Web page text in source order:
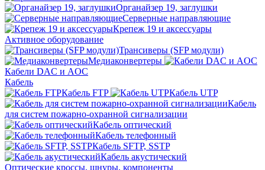
Органайзер 19, заглушки
Серверные направляющие
Крепеж 19 и аксессуары
Активное оборудование
Трансиверы (SFP модули)
Медиаконвертеры
Кабели DAC и AOC
Кабель
Кабель FTP
Кабель UTP
Кабель
для систем пожарно-охранной сигнализации
Кабель оптический
Кабель телефонный
Кабель SFTP, SSTP
Кабель акустический
Оптические кроссы, шнуры, компоненты